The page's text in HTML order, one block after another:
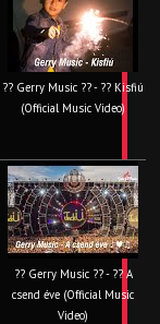
?? Gerry Music ?? - ?? Kisfiú
(Official Music Video)
?? Gerry Music ?? - ?? A
csend éve (Official Music
Video)